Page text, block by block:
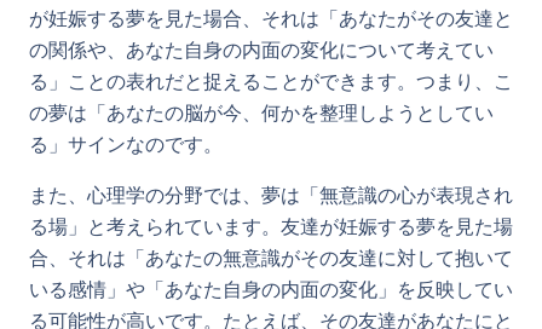
が妊娠する夢を見た場合、それは「あなたがその友達と
の関係や、あなた自身の内面の変化について考えてい
る」ことの表れだと捉えることができます。つまり、こ
の夢は「あなたの脳が今、何かを整理しようとしてい
る」サインなのです。
また、心理学の分野では、夢は「無意識の心が表現され
る場」と考えられています。友達が妊娠する夢を見た場
合、それは「あなたの無意識がその友達に対して抱いて
いる感情」や「あなた自身の内面の変化」を反映してい
る可能性が高いです。たとえば、その友達があなたにと